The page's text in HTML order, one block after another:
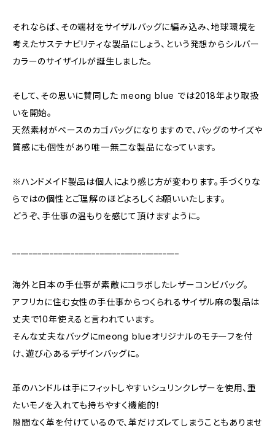
それならば、その端材をサイザルバッグに編み込み、地球環境を
考えたサステナビリティな製品にしょう、という発想からシルバー
カラーのサイザイルが誕生しました。
そして、その思いに賛同した meong blue では2018年より取扱
いを開始。
天然素材がベースのカゴバッグになりますので、バッグのサイズや
質感にも個性があり唯一無二な製品になっています。
※ハンドメイド製品は個人により感じ方が変わります。手づくりな
らではの個性とご理解のほどよろしくお願いいたします。
どうぞ、手仕事の温もりを感じて頂けますように。
海外と日本の手仕事が素敵にコラボしたレザーコンビバッグ。
アフリカに住む女性の手仕事からつくられるサイザル麻の製品は
丈夫で10年使えると言われています。
そんな丈夫なバッグにmeong blueオリジナルのモチーフを付
け、遊び心あるデザインバッグに。
革のハンドルは手にフィットしやすいシュリンクレザーを使用、重
たいモノを入れても持ちやすく機能的！
隙間なく革を付けているので、革だけズレてしまうこともありませ